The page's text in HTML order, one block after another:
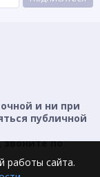
и ни при
публичной
по
работы сайта.